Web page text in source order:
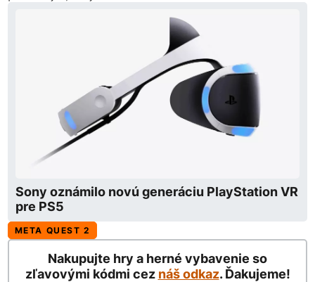
Sony oznámilo novú generáciu PlayStation VR
pre PS5
META QUEST 2
Nakupujte hry a herné vybavenie so
zľavovými kódmi cez náš odkaz. Ďakujeme!